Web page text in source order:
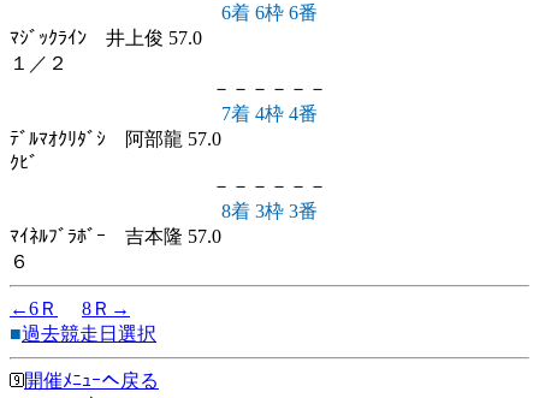
6着 6枠 6番
ﾏｼﾞｯｸﾗｲﾝ 井上俊 57.0
１／２
－－－－－－
7着 4枠 4番
ﾃﾞﾙﾏｵｸﾘﾀﾞｼ 阿部龍 57.0
ｸﾋﾞ
－－－－－－
8着 3枠 3番
ﾏｲﾈﾙﾌﾞﾗﾎﾞｰ 吉本隆 57.0
６
←6Ｒ
8Ｒ→
■過去競走日選択
開催ﾒﾆｭｰへ戻る